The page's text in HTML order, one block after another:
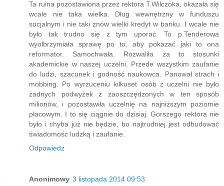
Ta ruina pozostawiona przez rektora T.Wilczoka, okazała się
wcale nie taka wielka. Dług wewnętrzny w funduszu
socjalnym i nie taki znów wielki kredyt w banku. I wcale nie
było tak trudno się z tym uporać. To p.Tenderowa
wyolbrzymiała sprawę po to, aby pokazać jaki to ona
reformator. Samochwała. Rozwaliła za to stosunki
akademickie w naszej uczelni. Przede wszystkim zaufanie
do ludzi, szacunek i godność naukowca. Panował strach i
mobbing. Po wyrzuceniu kilkuset osób z uczelni nie było
żadnych podwyżek z zaoszczędzonych w ten sposób
milionów, i pozostawiła uczelnię na najniższym poziomie
płacowym. I to się ciągnie do dzisiaj. Gorszego rektora nie
było i chyba już nie będzie, bo najtrudniej jest odbudować
świadomośc ludzką i zaufanie.
Odpowiedz
Anonimowy 3 listopada 2014 09:53